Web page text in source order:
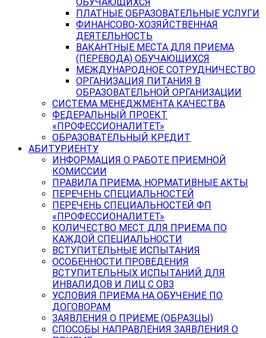
ПЛАТНЫЕ ОБРАЗОВАТЕЛЬНЫЕ УСЛУГИ
ФИНАНСОВО-ХОЗЯЙСТВЕННАЯ
ДЕЯТЕЛЬНОСТЬ
ВАКАНТНЫЕ МЕСТА ДЛЯ ПРИЕМА
(ПЕРЕВОДА) ОБУЧАЮЩИХСЯ
МЕЖДУНАРОДНОЕ СОТРУДНИЧЕСТВО
ОРГАНИЗАЦИЯ ПИТАНИЯ В
ОБРАЗОВАТЕЛЬНОЙ ОРГАНИЗАЦИИ
СИСТЕМА МЕНЕДЖМЕНТА КАЧЕСТВА
ФЕДЕРАЛЬНЫЙ ПРОЕКТ
«ПРОФЕССИОНАЛИТЕТ»
ОБРАЗОВАТЕЛЬНЫЙ КРЕДИТ
АБИТУРИЕНТУ
ИНФОРМАЦИЯ О РАБОТЕ ПРИЕМНОЙ
КОМИССИИ
ПРАВИЛА ПРИЕМА, НОРМАТИВНЫЕ АКТЫ
ПЕРЕЧЕНЬ СПЕЦИАЛЬНОСТЕЙ
ПЕРЕЧЕНЬ СПЕЦИАЛЬНОСТЕЙ ФП
«ПРОФЕССИОНАЛИТЕТ»
КОЛИЧЕСТВО МЕСТ ДЛЯ ПРИЕМА ПО
КАЖДОЙ СПЕЦИАЛЬНОСТИ
ВСТУПИТЕЛЬНЫЕ ИСПЫТАНИЯ
ОСОБЕННОСТИ ПРОВЕДЕНИЯ
ВСТУПИТЕЛЬНЫХ ИСПЫТАНИЙ ДЛЯ
ИНВАЛИДОВ И ЛИЦ С ОВЗ
УСЛОВИЯ ПРИЕМА НА ОБУЧЕНИЕ ПО
ДОГОВОРАМ
ЗАЯВЛЕНИЯ О ПРИЕМЕ (ОБРАЗЦЫ)
СПОСОБЫ НАПРАВЛЕНИЯ ЗАЯВЛЕНИЯ О